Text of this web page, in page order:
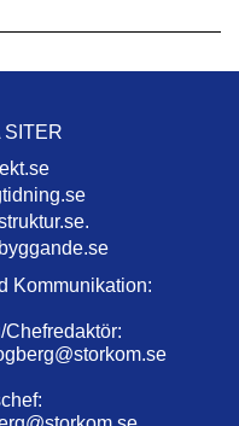
SITER
Kommunikation: